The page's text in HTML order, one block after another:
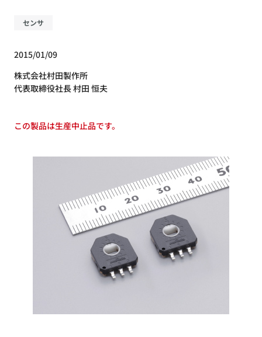
センサ
2015/01/09
株式会社村田製作所
代表取締役社長 村田 恒夫
この製品は生産中止品です。